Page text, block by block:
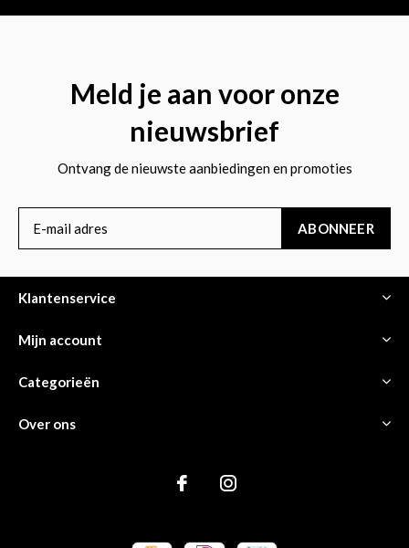
Meld je aan voor onze
nieuwsbrief
Ontvang de nieuwste aanbiedingen en promoties
ABONNEER
Klantenservice
Mijn account
Categorieën
Over ons